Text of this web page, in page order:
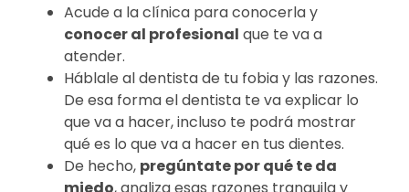
Acude a la clínica para conocerla y
conocer al profesional que te va a
atender.
Háblale al dentista de tu fobia y las razones.
De esa forma el dentista te va explicar lo
que va a hacer, incluso te podrá mostrar
qué es lo que va a hacer en tus dientes.
De hecho, pregúntate por qué te da
miedo, analiza esas razones tranquila y